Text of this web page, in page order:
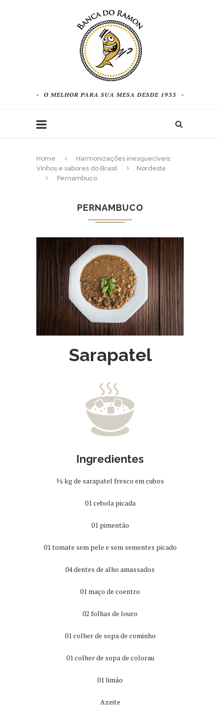
O MELHOR PARA SUA MESA DESDE 1933
Home
Harmonizações inesquecíveis:
Vinhos e sabores do Brasil
Nordeste
Pernambuco
PERNAMBUCO
Sarapatel
Ingredientes
½ kg de sarapatel fresco em cubos
01 cebola picada
01 pimentão
01 tomate sem pele e sem sementes picado
04 dentes de alho amassados
01 maço de coentro
02 folhas de louro
01 colher de sopa de cominho
01 colher de sopa de colorau
01 limão
Azeite